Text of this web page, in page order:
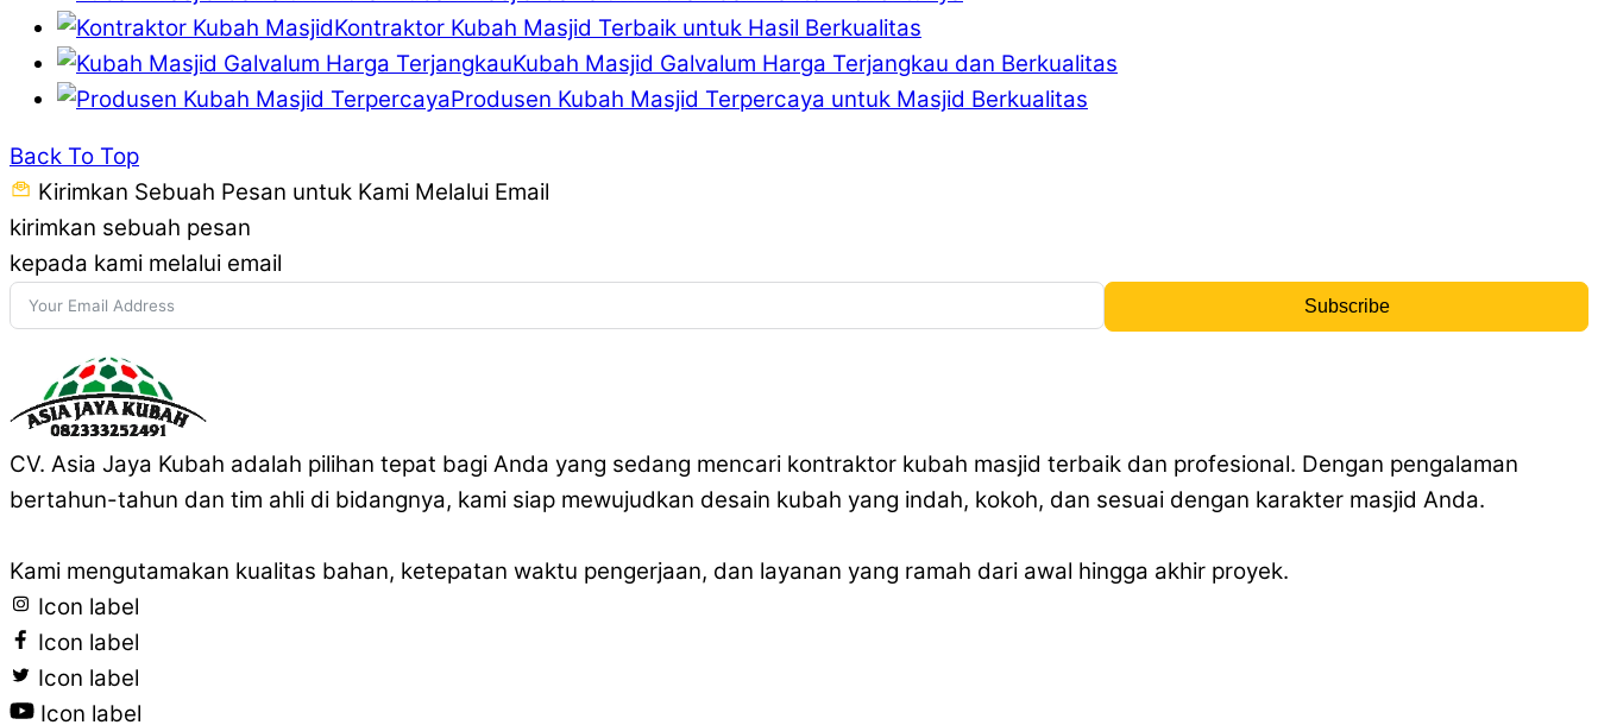
Kontraktor Kubah Masjid Terbaik untuk Hasil Berkualitas
Kubah Masjid Galvalum Harga Terjangkau dan Berkualitas
Produsen Kubah Masjid Terpercaya untuk Masjid Berkualitas
Back To Top
Kirimkan Sebuah Pesan untuk Kami Melalui Email
kirimkan sebuah pesan
kepada kami melalui email
Subscribe
CV. Asia Jaya Kubah adalah pilihan tepat bagi Anda yang sedang mencari kontraktor kubah masjid terbaik dan profesional. Dengan pengalaman
bertahun-tahun dan tim ahli di bidangnya, kami siap mewujudkan desain kubah yang indah, kokoh, dan sesuai dengan karakter masjid Anda.
Kami mengutamakan kualitas bahan, ketepatan waktu pengerjaan, dan layanan yang ramah dari awal hingga akhir proyek.
Icon label
Icon label
Icon label
Icon label